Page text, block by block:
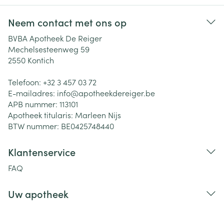
Neem contact met ons op
BVBA Apotheek De Reiger
Mechelsesteenweg 59
2550 Kontich
Telefoon: +32 3 457 03 72
E-mailadres: info@apotheekdereiger.be
APB nummer: 113101
Apotheek titularis: Marleen Nijs
BTW nummer: BE0425748440
Klantenservice
FAQ
Uw apotheek